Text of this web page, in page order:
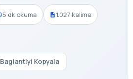
5 dk okuma 1.027 kelime
Baglantiyi Kopyala